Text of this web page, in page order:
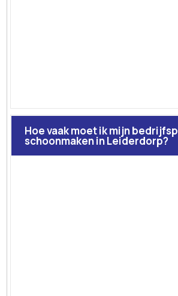
Hoe vaak moet ik mijn
schoonmaken in Leiderdorp?